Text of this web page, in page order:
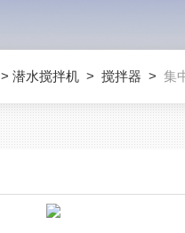
> 潜水搅拌机 > 搅拌器 > 集